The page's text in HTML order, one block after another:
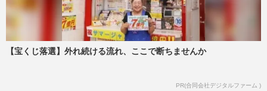
【宝くじ落選】外れ続ける流れ、ここで断ちませんか
PR(合同会社デジタルファーム )